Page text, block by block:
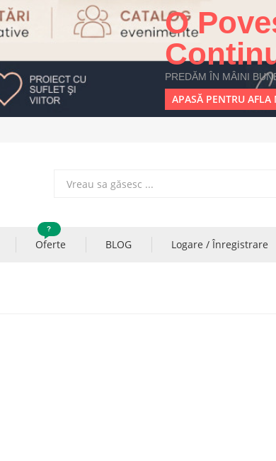
O
PREDĂM ÎN MÂINI
APASĂ PENTRU
Oferte
?
BLOG Logare / Înregistrare